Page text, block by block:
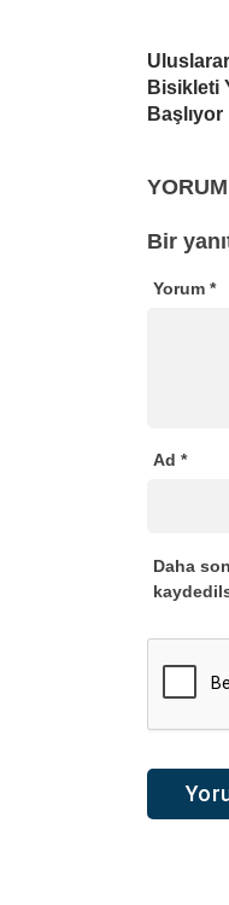
Bisikleti
Başlıyor
Bir
Yorum *
Ad *
Daha